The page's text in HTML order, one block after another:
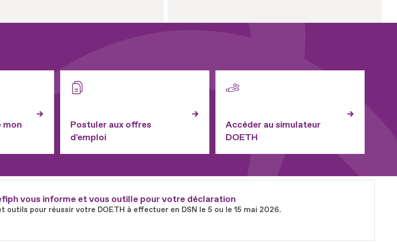
mon
Postuler aux offres
d'emploi
Accéder au simulateur
DOETH
vous informe et vous outille pour votre déclaration
outils pour réussir votre DOETH à effectuer en DSN le 5 ou le 15 mai 2026.